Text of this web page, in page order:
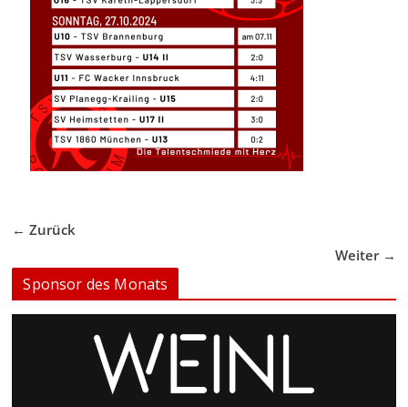
← Zurück
Weiter →
Sponsor des Monats